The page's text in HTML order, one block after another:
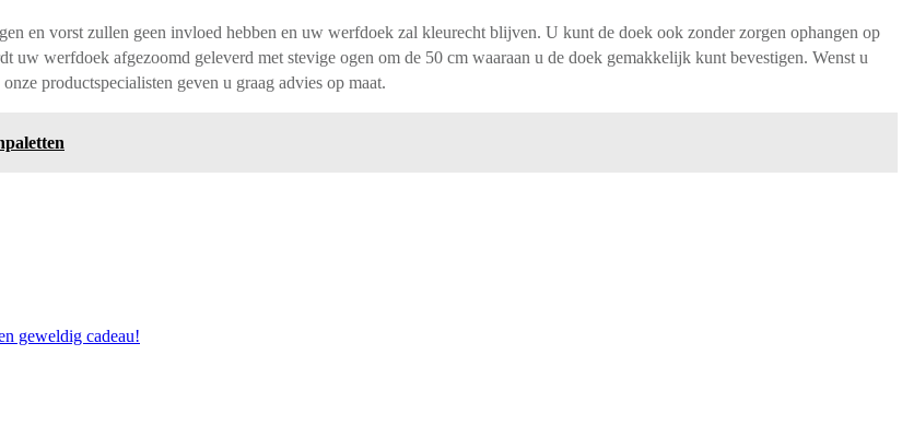
en vorst zullen geen invloed hebben en uw werfdoek zal kleurecht blijven. U kunt de doek ook zonder zorgen ophangen op
uw werfdoek afgezoomd geleverd met stevige ogen om de 50 cm waaraan u de doek gemakkelijk kunt bevestigen. Wenst u
productspecialisten geven u graag advies op maat.
geweldig cadeau!